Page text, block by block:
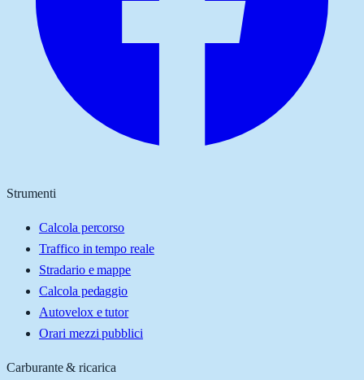
Strumenti
Calcola percorso
Traffico in tempo reale
Stradario e mappe
Calcola pedaggio
Autovelox e tutor
Orari mezzi pubblici
Carburante & ricarica